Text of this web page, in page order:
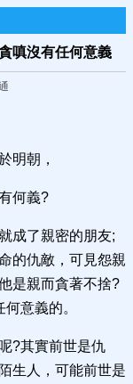
嗔沒有任何意義
明朝，
何義?
成了親密的朋友;
的仇敵，可見怨親
是親而貪著不捨?
意義的。
?其實前世是仇
生人，可能前世是